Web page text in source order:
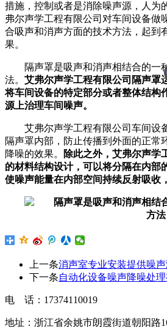
措施，控制或者是消除噪声源，人为
弗尔声学工程有限公司 对车间设备做
合吸声和消声方面的技术方法，起到
果。
隔声罩是吸声和消声相结合的一
法。 艾弗尔声学工程有限公司隔声罩
将车间设备的特定部分或者整体结构
源上治理车间噪声。
艾弗尔声学工程有限公司 车间设
隔声罩内部，防止传播到外面的正常
降噪的效果。
除此之外， 艾弗尔声学
的材料结构设计，可以将分隔在内部
使噪声能量在内部空间持续反射吸收
上一条消声室专业安装提供噪
下一条自动化设备噪声降噪处
电 话：17374110019
地址：浙江省余姚市朗霞街道朝阳路